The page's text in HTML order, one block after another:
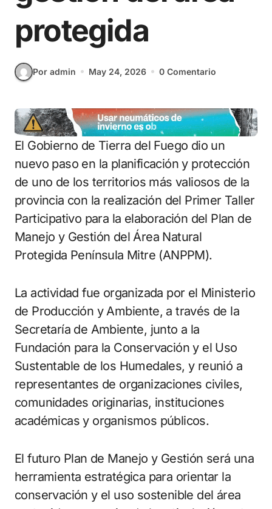
protegida
Por admin May 24, 2026 0 Comentario
El Gobierno de Tierra del Fuego dio un
nuevo paso en la planificación y protección
de uno de los territorios más valiosos de la
provincia con la realización del Primer Taller
Participativo para la elaboración del Plan de
Manejo y Gestión del Área Natural
Protegida Península Mitre (ANPPM).
La actividad fue organizada por el Ministerio
de Producción y Ambiente, a través de la
Secretaría de Ambiente, junto a la
Fundación para la Conservación y el Uso
Sustentable de los Humedales, y reunió a
representantes de organizaciones civiles,
comunidades originarias, instituciones
académicas y organismos públicos.
El futuro Plan de Manejo y Gestión será una
herramienta estratégica para orientar la
conservación y el uso sostenible del área